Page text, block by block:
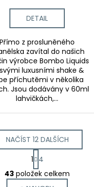
DETAIL
Přímo z prosluněného
zavítal do našich
výrobce Bombo Liquids
luxusními shake &
příchutěmi v několika
Jsou dodávány v 60ml
lahvičkách,...
O
v
NAČÍST 12 DALŠÍCH
S
t
r
á
1
4
43 položek celkem